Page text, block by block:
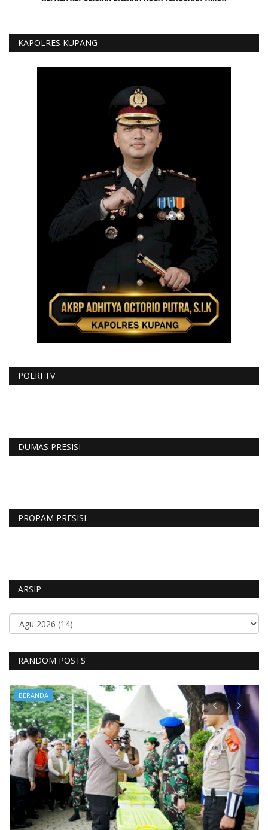
KAPOLRES KUPANG
POLRI TV
DUMAS PRESISI
PROPAM PRESISI
ARSIP
RANDOM POSTS
BERANDA